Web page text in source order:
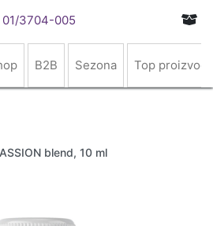
01/3704-005
B2B Sezona Top proizvodi
blend, 10 ml